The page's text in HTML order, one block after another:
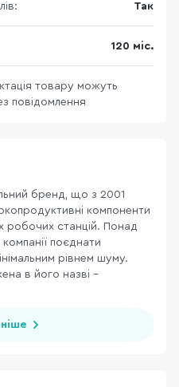
Так
120 міс.
товару можуть
повідомлення
бренд, що з 2001
компоненти
робочих станцій. Понад
поєднати
рівнем шуму.
в його назві –